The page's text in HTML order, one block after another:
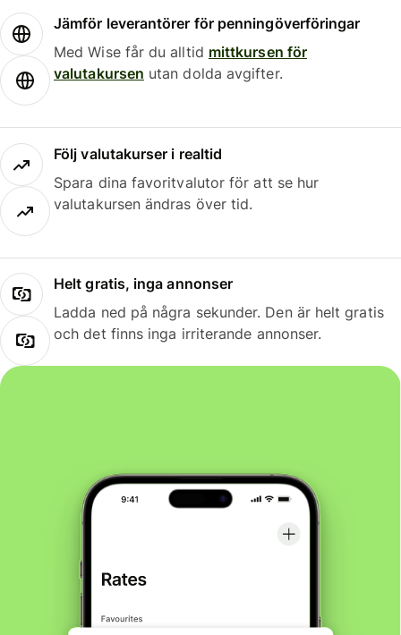
Jämför leverantörer för penningöverföringar
Med Wise får du alltid mittkursen för
valutakursen utan dolda avgifter.
Följ valutakurser i realtid
Spara dina favoritvalutor för att se hur
valutakursen ändras över tid.
Helt gratis, inga annonser
Ladda ned på några sekunder. Den är helt gratis
och det finns inga irriterande annonser.